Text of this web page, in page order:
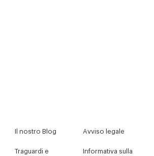
Il nostro Blog
Traguardi e
Avviso legale
Informativa sulla